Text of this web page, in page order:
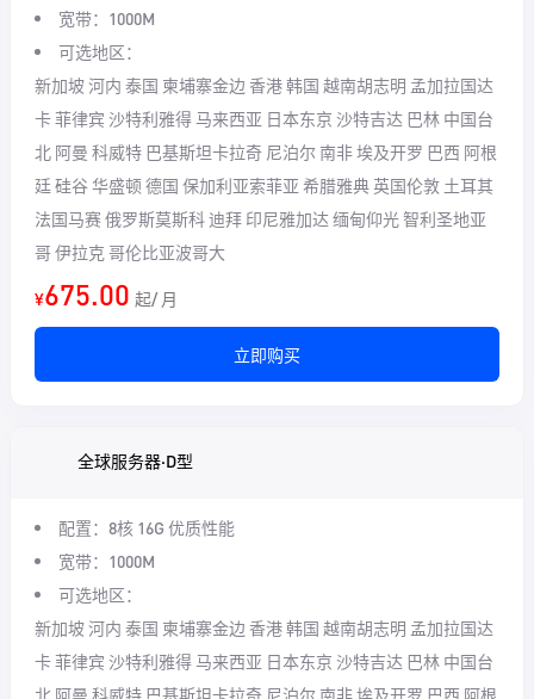
宽带：1000M
可选地区：
新加坡 河内 泰国 柬埔寨金边 香港 韩国 越南胡志明 孟加拉国达
卡 菲律宾 沙特利雅得 马来西亚 日本东京 沙特吉达 巴林 中国台
北 阿曼 科威特 巴基斯坦卡拉奇 尼泊尔 南非 埃及开罗 巴西 阿根
廷 硅谷 华盛顿 德国 保加利亚索菲亚 希腊雅典 英国伦敦 土耳其
法国马赛 俄罗斯莫斯科 迪拜 印尼雅加达 缅甸仰光 智利圣地亚
哥 伊拉克 哥伦比亚波哥大
¥675.00 起/ 月
立即购买
全球服务器·D型
配置：8核 16G 优质性能
宽带：1000M
可选地区：
新加坡 河内 泰国 柬埔寨金边 香港 韩国 越南胡志明 孟加拉国达
卡 菲律宾 沙特利雅得 马来西亚 日本东京 沙特吉达 巴林 中国台
北 阿曼 科威特 巴基斯坦卡拉奇 尼泊尔 南非 埃及开罗 巴西 阿根